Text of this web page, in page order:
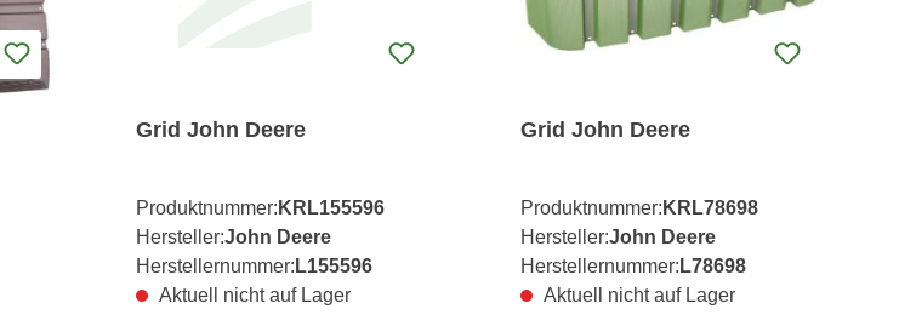
Grid John Deere
Produktnummer: KRL155596
Hersteller:John Deere
Herstellernummer: L155596
Aktuell nicht auf Lager
Grid John Deere
Produktnummer: KRL78698
Hersteller:John Deere
Herstellernummer: L78698
Aktuell nicht auf Lager